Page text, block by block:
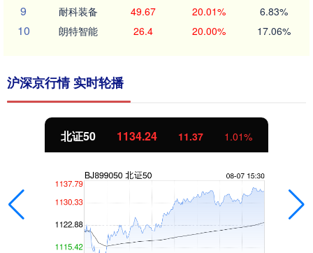
9 耐科装备 49.67 20.01% 6.83%
10 朗特智能 26.4 20.00% 17.06%
沪深京行情 实时轮播
北证50 1134.24 11.37 1.01%